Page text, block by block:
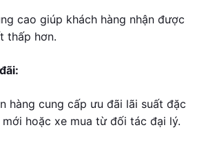
cao giúp khách hàng nhận được
thấp hơn.
hàng cung cấp ưu đãi lãi suất đặc
hoặc xe mua từ đối tác đại lý.